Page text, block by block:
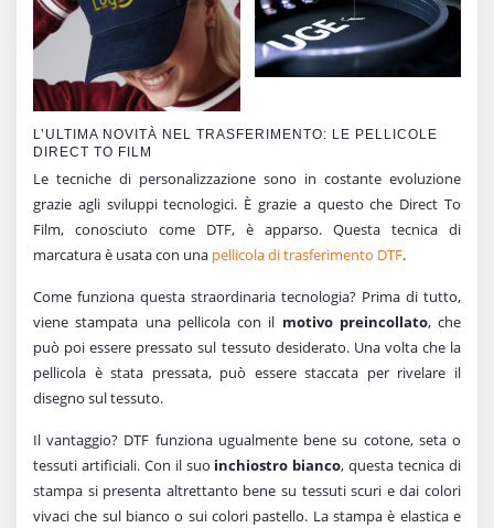
L’ULTIMA NOVITÀ NEL TRASFERIMENTO: LE PELLICOLE
DIRECT TO FILM
Le tecniche di personalizzazione sono in costante evoluzione
grazie agli sviluppi tecnologici. È grazie a questo che Direct To
Film, conosciuto come DTF, è apparso. Questa tecnica di
marcatura è usata con una pellicola di trasferimento DTF.
Come funziona questa straordinaria tecnologia? Prima di tutto,
viene stampata una pellicola con il motivo preincollato, che
può poi essere pressato sul tessuto desiderato. Una volta che la
pellicola è stata pressata, può essere staccata per rivelare il
disegno sul tessuto.
Il vantaggio? DTF funziona ugualmente bene su cotone, seta o
tessuti artificiali. Con il suo inchiostro bianco, questa tecnica di
stampa si presenta altrettanto bene su tessuti scuri e dai colori
vivaci che sul bianco o sui colori pastello. La stampa è elastica e